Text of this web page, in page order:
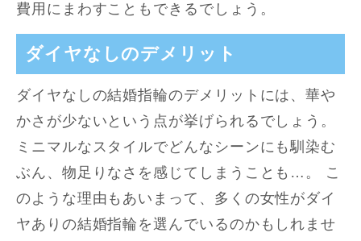
費用にまわすこともできるでしょう。
ダイヤなしのデメリット
ダイヤなしの結婚指輪のデメリットには、華や
かさが少ないという点が挙げられるでしょう。
ミニマルなスタイルでどんなシーンにも馴染む
ぶん、物足りなさを感じてしまうことも…。 こ
のような理由もあいまって、多くの女性がダイ
ヤありの結婚指輪を選んでいるのかもしれませ